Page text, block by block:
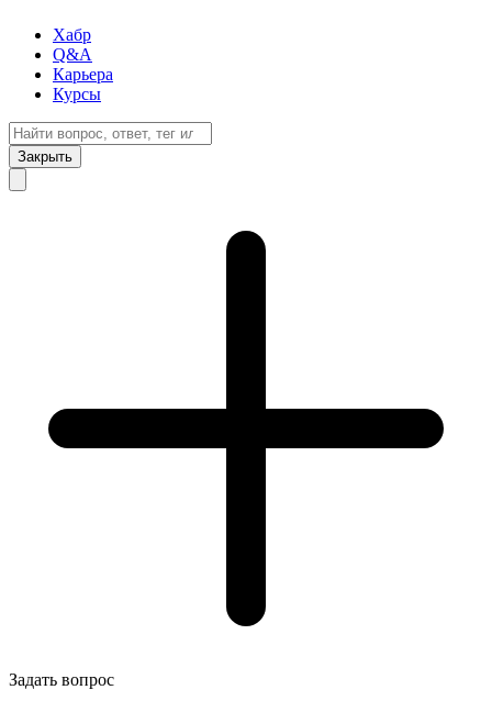
Хабр
Q&A
Карьера
Курсы
Закрыть
Задать вопрос